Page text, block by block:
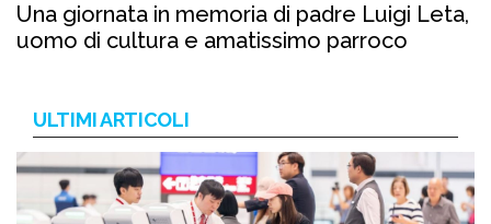
Una giornata in memoria di padre Luigi Leta,
uomo di cultura e amatissimo parroco
ULTIMI ARTICOLI